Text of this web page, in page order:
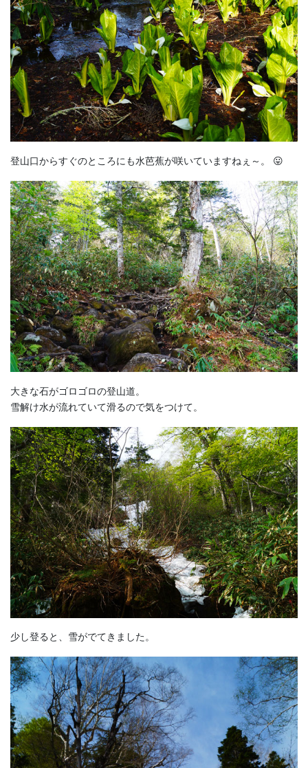
登山口からすぐのところにも水芭蕉が咲いていますねぇ～。 😛
大きな石がゴロゴロの登山道。
雪解け水が流れていて滑るので気をつけて。
少し登ると、雪がでてきました。